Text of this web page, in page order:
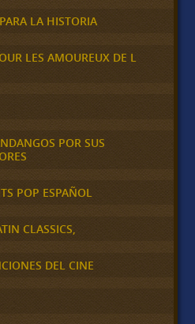
LA HISTORIA
LES AMOUREUX DE L
POR SUS
POP ESPAÑOL
CLASSICS,
DEL CINE